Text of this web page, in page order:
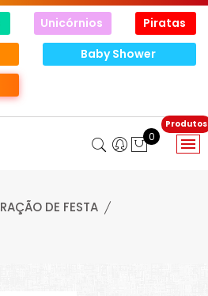
Unicórnios
Piratas
Baby Shower
0
DE FESTA